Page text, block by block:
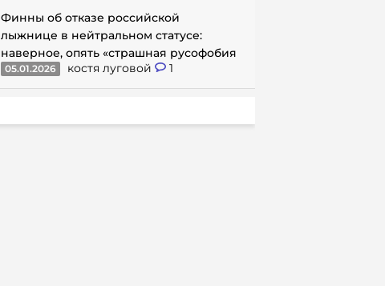
Финны об отказе российской
лыжнице в нейтральном статусе:
наверное, опять «страшная русофобия
05.01.2026 костя луговой 1